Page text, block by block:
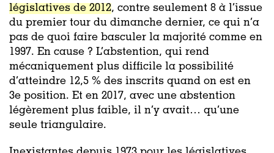
législatives de 2012, contre seulement 8 à l’issue
du premier tour du dimanche dernier, ce qui n’a
pas de quoi faire basculer la majorité comme en
1997. En cause ? L’abstention, qui rend
mécaniquement plus difficile la possibilité
d’atteindre 12,5 % des inscrits quand on est en
3e position. Et en 2017, avec une abstention
légèrement plus faible, il n’y avait… qu’une
seule triangulaire.